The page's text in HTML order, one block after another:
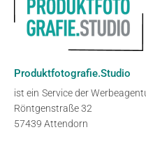
Produktfotografie.Studio
ist ein Service der
Röntgenstraße 32
57439 Attendorn